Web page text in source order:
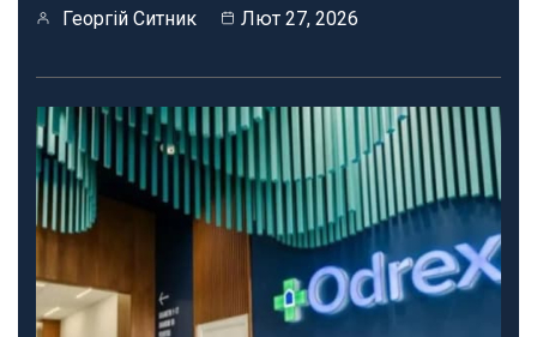
Георгій Ситник Лют 27, 2026